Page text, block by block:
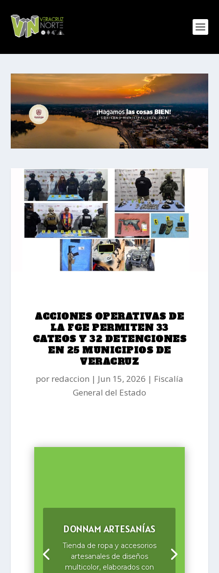
ACCIONES OPERATIVAS DE
LA FGE PERMITEN 33
CATEOS Y 32 DETENCIONES
EN 25 MUNICIPIOS DE
VERACRUZ
por redaccion Jun 15, 2026
Fiscalía
General del Estado
DONNAM ARTESANÍAS
Tienda de ropa y accesorios
artesanales de diseños
multicolor, elaborados con